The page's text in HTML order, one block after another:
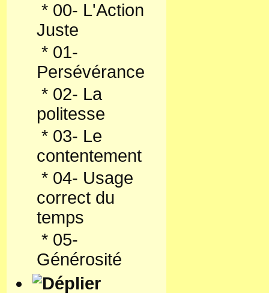
* 00- L'Action
Juste
* 01-
Persévérance
* 02- La
politesse
* 03- Le
contentement
* 04- Usage
correct du
temps
* 05-
Générosité